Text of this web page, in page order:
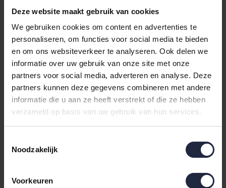
Deze website maakt gebruik van cookies
We gebruiken cookies om content en advertenties te
personaliseren, om functies voor social media te bieden
en om ons websiteverkeer te analyseren. Ook delen we
informatie over uw gebruik van onze site met onze
partners voor social media, adverteren en analyse. Deze
partners kunnen deze gegevens combineren met andere
informatie die u aan ze heeft verstrekt of die ze hebben
verzameld op basis van uw gebruik van hun services.
Noodzakelijk
Voorkeuren
Cawo Balance
Washandje 16x22 natur
€5,95
Cawo Balance
Gastendoekje 30x50
natur
€7,50